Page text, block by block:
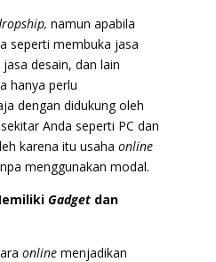
namun apabila
seperti membuka jasa
desain, dan lain
hanya perlu
dengan didukung oleh
Anda seperti PC dan
karena itu usaha online
menggunakan modal.
Gadget dan
onlinemenjadikan